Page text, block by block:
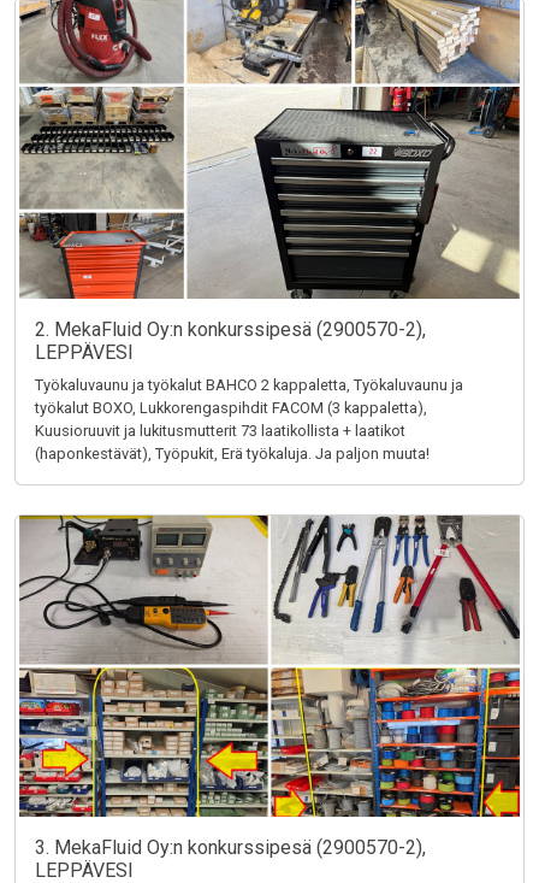
2. MekaFluid Oy:n konkurssipesä (2900570-2),
LEPPÄVESI
Työkaluvaunu ja työkalut BAHCO 2 kappaletta, Työkaluvaunu ja
työkalut BOXO, Lukkorengaspihdit FACOM (3 kappaletta),
Kuusioruuvit ja lukitusmutterit 73 laatikollista + laatikot
(haponkestävät), Työpukit, Erä työkaluja. Ja paljon muuta!
3. MekaFluid Oy:n konkurssipesä (2900570-2),
LEPPÄVESI